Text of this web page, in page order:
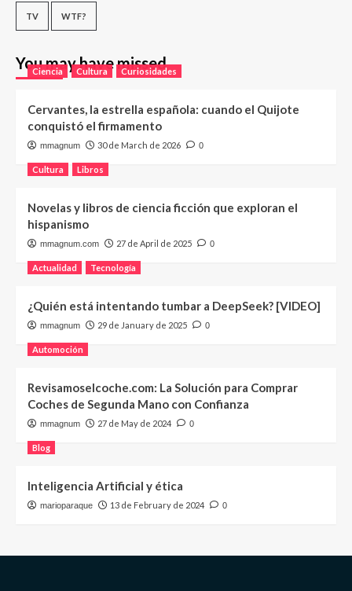
TV WTF?
You may have missed
Ciencia Cultura Curiosidades
Cervantes, la estrella española: cuando el Quijote
conquistó el firmamento
mmagnum 30 de March de 2026 0
Cultura Libros
Novelas y libros de ciencia ficción que exploran el
hispanismo
mmagnum.com 27 de April de 2025 0
Actualidad Tecnología
¿Quién está intentando tumbar a DeepSeek? [VIDEO]
mmagnum 29 de January de 2025 0
Automoción
Revisamoselcoche.com: La Solución para Comprar
Coches de Segunda Mano con Confianza
mmagnum 27 de May de 2024 0
Blog
Inteligencia Artificial y ética
marioparaque 13 de February de 2024 0